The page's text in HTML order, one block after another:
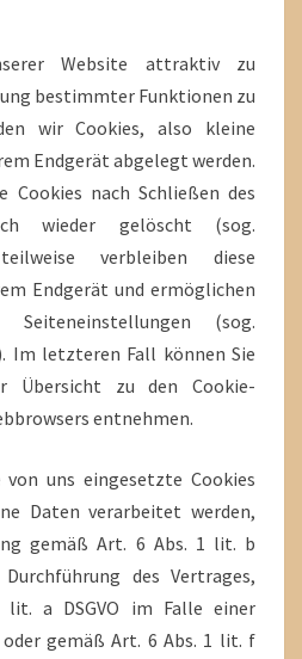
Website attraktiv zu
bestimmter Funktionen zu
wir Cookies, also kleine
Endgerät abgelegt werden.
Cookies nach Schließen des
wieder gelöscht (sog.
teilweise verbleiben diese
Endgerät und ermöglichen
(sog.
Im letzteren Fall können Sie
Übersicht zu den Cookie-
entnehmen.
uns eingesetzte Cookies
Daten verarbeitet werden,
gemäß Art. 6 Abs. 1 lit. b
des Vertrages,
a DSGVO im Falle einer
gemäß Art. 6 Abs. 1 lit. f